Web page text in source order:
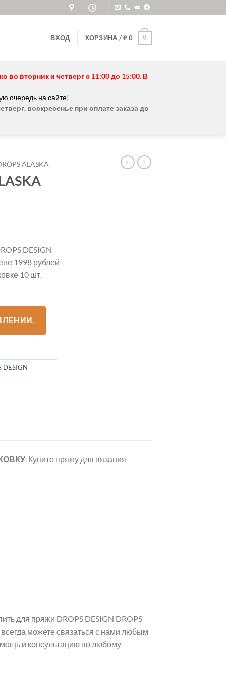
ВХОД КОРЗИНА /₽0 0
во вторник и четверг с 11:00 до 15:00. В
очередь на сайте!
воскресенье при оплате заказа до
ALASKA
DESIGN
1998 рублей
10 шт.
DESIGN
. Купите пряжу для вязания
для пряжи DROPS DESIGN DROPS
всегда можете связаться с нами любым
и консультацию по любому